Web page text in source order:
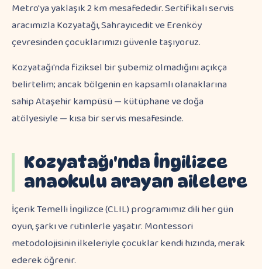
Metro'ya yaklaşık 2 km mesafededir. Sertifikalı servis
aracımızla Kozyatağı, Sahrayıcedit ve Erenköy
çevresinden çocuklarımızı güvenle taşıyoruz.
Kozyatağı'nda fiziksel bir şubemiz olmadığını açıkça
belirtelim; ancak bölgenin en kapsamlı olanaklarına
sahip Ataşehir kampüsü — kütüphane ve doğa
atölyesiyle — kısa bir servis mesafesinde.
Kozyatağı'nda İngilizce
anaokulu arayan ailelere
İçerik Temelli İngilizce (CLIL) programımız dili her gün
oyun, şarkı ve rutinlerle yaşatır. Montessori
metodolojisinin ilkeleriyle çocuklar kendi hızında, merak
ederek öğrenir.